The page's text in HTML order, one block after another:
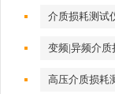
介质损耗测试
变频|异频介质
高压介质损耗